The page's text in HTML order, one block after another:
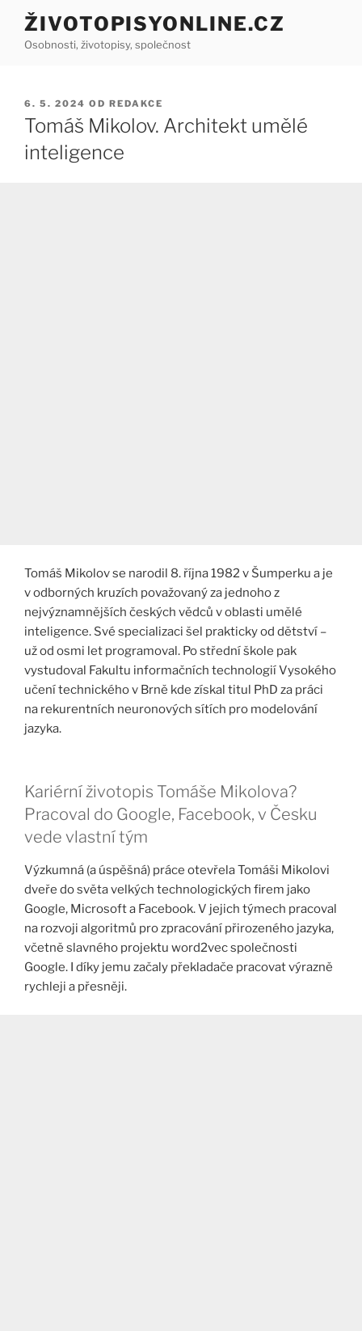
Přejít
obsahu
ŽIVOTOPISYONLINE.CZ
Osobnosti, životopisy, společnost
PUBLIKOVÁNO
6. 5. 2024 OD REDAKCE
Tomáš Mikolov. Architekt umělé
inteligence
Tomáš Mikolov se narodil 8. října 1982 v Šumperku a je
v odborných kruzích považovaný za jednoho z
nejvýznamnějších českých vědců v oblasti umělé
inteligence. Své specializaci šel prakticky od dětství –
už od osmi let programoval. Po střední škole pak
vystudoval Fakultu informačních technologií Vysokého
učení technického v Brně kde získal titul PhD za práci
na rekurentních neuronových sítích pro modelování
jazyka.
Kariérní životopis Tomáše Mikolova?
Pracoval do Google, Facebook, v Česku
vede vlastní tým
Výzkumná (a úspěšná) práce otevřela Tomáši Mikolovi
dveře do světa velkých technologických firem jako
Google, Microsoft a Facebook. V jejich týmech pracoval
na rozvoji algoritmů pro zpracování přirozeného jazyka,
včetně slavného projektu word2vec společnosti
Google. I díky jemu začaly překladače pracovat výrazně
rychleji a přesněji.